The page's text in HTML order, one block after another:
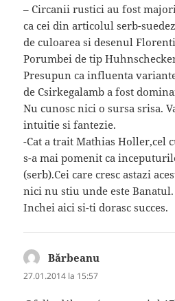
– Circanii rustici au fost
ca cei din articolul serb-
de culoarea si desenul
Porumbei de tip
Presupun ca influenta
de Csirkegalamb a fost
Nu cunosc nici o sursa srisa.
intuitie si fantezie.
-Cat a trait Mathias Holler,cel
s-a mai pomenit ca
(serb).Cei care cresc astazi
nici nu stiu unde este Banatul.
Inchei aici si-ti dorasc succes.
Bărbeanu
27.01.2014 la 15:57